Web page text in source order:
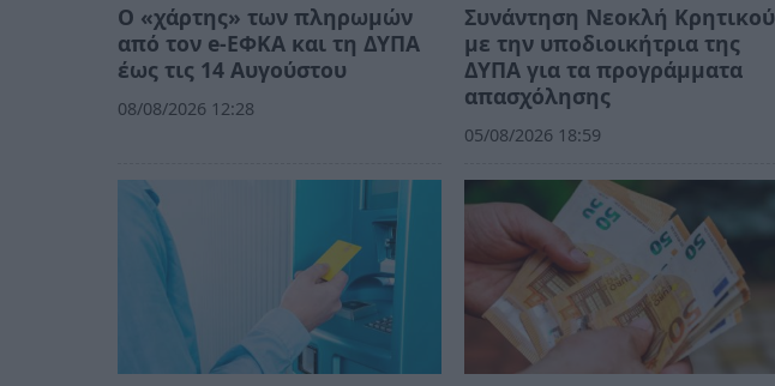
Ο «χάρτης» των πληρωμών
από τον e-ΕΦΚΑ και τη ΔΥΠΑ
έως τις 14 Αυγούστου
08/08/2026 12:28
Συνάντηση Νεοκλή Κρητικού
με την υποδιοικήτρια της
ΔΥΠΑ για τα προγράμματα
απασχόλησης
05/08/2026 18:59